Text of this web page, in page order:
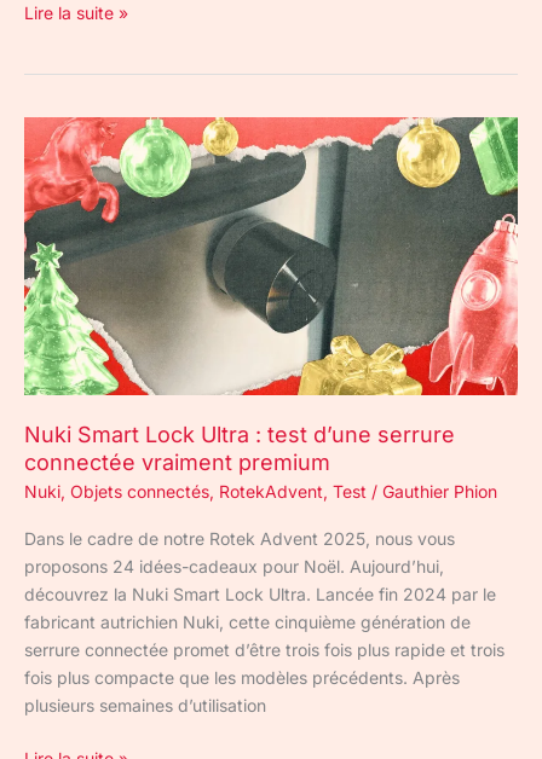
Lire la suite »
Nuki Smart Lock Ultra : test d’une serrure
connectée vraiment premium
Nuki, Objets connectés, RotekAdvent, Test / Gauthier Phion
Dans le cadre de notre Rotek Advent 2025, nous vous
proposons 24 idées-cadeaux pour Noël. Aujourd’hui,
découvrez la Nuki Smart Lock Ultra. Lancée fin 2024 par le
fabricant autrichien Nuki, cette cinquième génération de
serrure connectée promet d’être trois fois plus rapide et trois
fois plus compacte que les modèles précédents. Après
plusieurs semaines d’utilisation
Nuki
Smart
Lock
Ultra
:
test
d’une
serrure
connectée
vraiment